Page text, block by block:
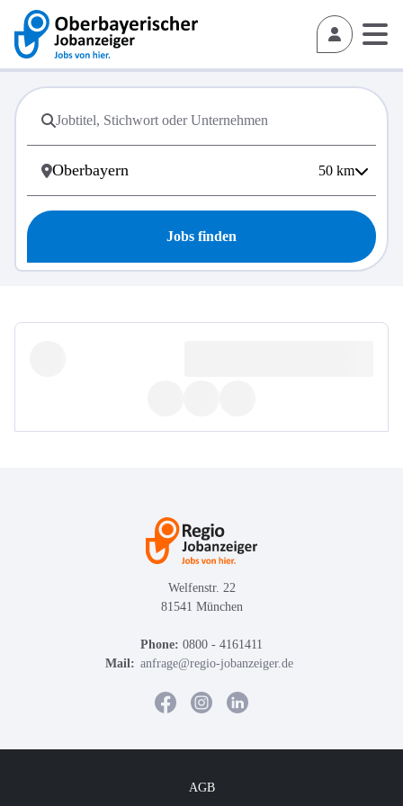
50 km
Jobs finden
Welfenstr. 22
81541 München
Phone: 0800 - 4161411
Mail: anfrage@regio-jobanzeiger.de
AGB